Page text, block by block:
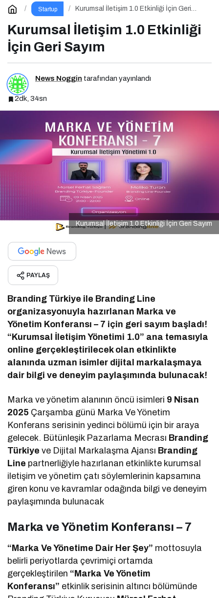
Startup
Kurumsal İletişim 1.0 Etkinliği İçin Geri
Kurumsal İletişim 1.0 Etkinliği
İçin Geri Sayım
News Noggin tarafından yayınlandı
2dk, 34sn
Kurumsal İletişim 1.0 Etkinliği İçin Geri Sayım
PAYLAŞ
Branding Türkiye ile Branding Line
organizasyonuyla hazırlanan Marka ve
Yönetim Konferansı – 7 için geri sayım başladı!
“Kurumsal İletişim Yönetimi 1.0” ana temasıyla
online gerçekleştirilecek olan etkinlikte
alanında uzman isimler dijital markalaşmaya
dair bilgi ve deneyim paylaşımında bulunacak!
Marka ve yönetim alanının öncü isimleri 9 Nisan
2025 Çarşamba günü Marka Ve Yönetim
Konferans serisinin yedinci bölümü için bir araya
gelecek. Bütünleşik Pazarlama Mecrası Branding
Türkiye ve Dijital Markalaşma Ajansı Branding
Line partnerliğiyle hazırlanan etkinlikte kurumsal
iletişim ve yönetim çatı söylemlerinin kapsamına
giren konu ve kavramlar odağında bilgi ve deneyim
paylaşımında bulunacak
Marka ve Yönetim Konferansı – 7
“Marka Ve Yönetime Dair Her Şey” mottosuyla
belirli periyotlarda çevrimiçi ortamda
gerçekleştirilen “Marka Ve Yönetim
Konferansı” etkinlik serisinin altıncı bölümünde